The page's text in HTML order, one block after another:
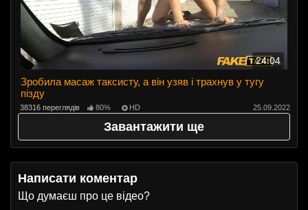
24:04
Зробила масаж таксисту, а він узяв і трахнув у тугу
пізду
38316 переглядів 80% HD 25.09.2022
Завантажити ще
Написати коментар
Що думаєш про це відео?